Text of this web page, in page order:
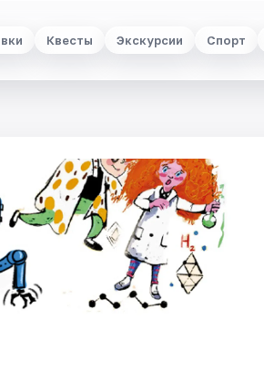
Квесты Экскурсии Спорт